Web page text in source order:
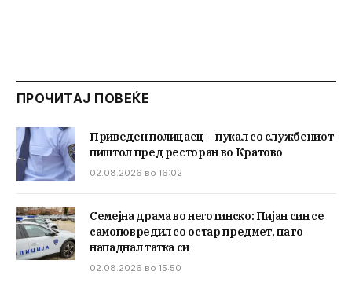
ПРОЧИТАЈ ПОВЕЌЕ
Приведен полицаец – пукал со службениот
пиштол пред ресторан во Кратово
02.08.2026 во 16:02
Семејна драма во неготинско: Пијан син се
самоповредил со остар предмет, па го
нападнал татка си
02.08.2026 во 15:50